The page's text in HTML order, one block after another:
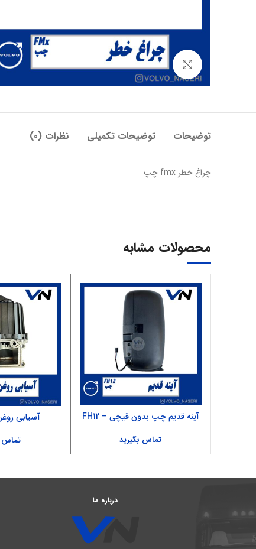
بزرگنمایی تصویر
توضیحات توضیحات تکمیلی نظرات (0)
چراغ خطر fmx چپ
محصولات مشابه
آینه قدیم چپ بدون قیچی – FH12
تماس بگیرید
آسیابی
تماس
درباره ما